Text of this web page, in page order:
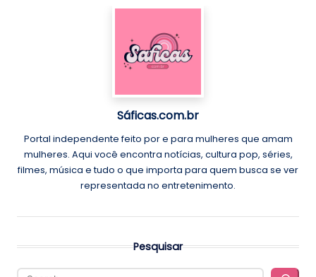
Sáficas.com.br
Portal independente feito por e para mulheres que amam
mulheres. Aqui você encontra notícias, cultura pop, séries,
filmes, música e tudo o que importa para quem busca se ver
representada no entretenimento.
Pesquisar